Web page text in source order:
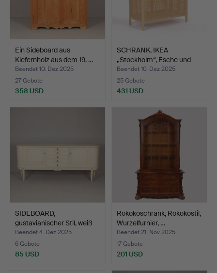
Ein Sideboard aus
Kiefernholz aus dem 19. …
Beendet 10. Dez 2025
27 Gebote
358 USD
SCHRANK, IKEA
„Stockholm“, Esche und
Ratta…
Beendet 10. Dez 2025
25 Gebote
431 USD
SIDEBOARD,
gustavianischer Stil, weiß
lack…
Beendet 4. Dez 2025
6 Gebote
85 USD
Rokokoschrank, Rokokostil,
Wurzelfurnier, …
Beendet 21. Nov 2025
17 Gebote
201 USD